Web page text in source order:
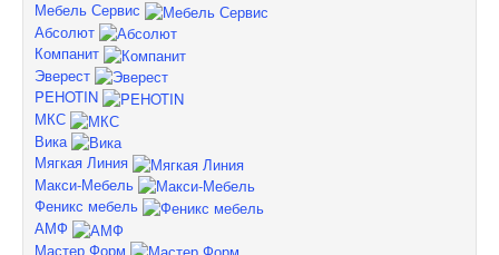
Мебель Сервис
Абсолют
Компанит
Эверест
PEHOTIN
МКС
Вика
Мягкая Линия
Макси-Мебель
Феникс мебель
АМФ
Мастер Форм